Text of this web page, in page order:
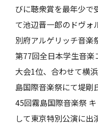
びに聴衆賞を最年少で
て池辺晋一郎のドヴォ
別府アルゲリッチ音楽
第77回全日本学生音
大会1位、合わせて横
島国際音楽祭にて堤剛
45回霧島国際音楽祭
して東京特別公演に出